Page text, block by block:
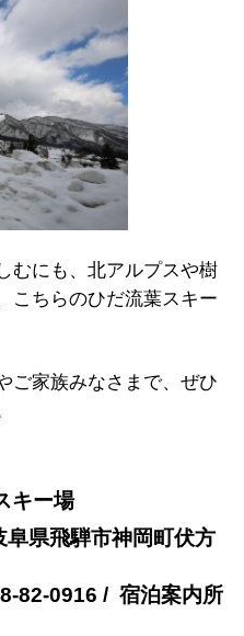
むにも、北アルプスや樹
こちらのひだ流葉スキー
ご家族みなさまで、ぜひ
キー場
県飛騨市神岡町伏方
82-0916 / 宿泊案内所